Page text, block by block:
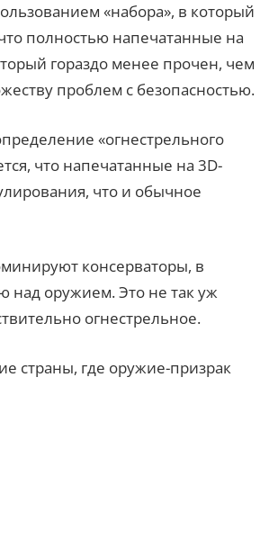
«набора», в который
полностью напечатанные на
гораздо менее прочен, чем
проблем с безопасностью.
«огнестрельного
что напечатанные на 3D-
что и обычное
консерваторы, в
над оружием. Это не так уж
огнестрельное.
страны, где оружие-призрак